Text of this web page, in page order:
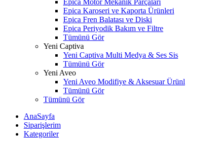
Epica Motor Mekanik Parçaları
Epica Karoseri ve Kaporta Ürünleri
Epica Fren Balatası ve Diski
Epica Periyodik Bakım ve Filtre
Tümünü Gör
Yeni Captiva
Yeni Captiva Multi Medya & Ses Sis
Tümünü Gör
Yeni Aveo
Yeni Aveo Modifiye & Aksesuar Ürünl
Tümünü Gör
Tümünü Gör
AnaSayfa
Siparişlerim
Kategoriler